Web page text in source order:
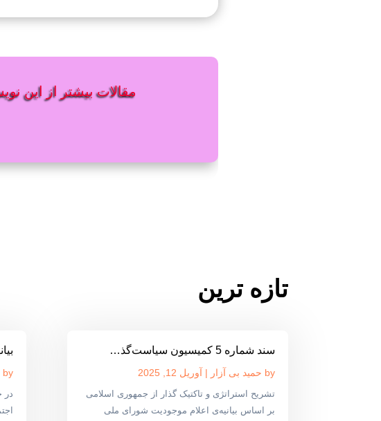
مقالات بیشتر از این
تازه ترین
سند شماره 5 کمیسیون سیاست‌گذ…
by حمید بی آزار | آوریل 12, 2025
تشریح استراتژی و تاکتیک گذار از جمهوری اسلامی
بر اساس بیانیه‌ی اعلام موجودیت شورای ملی
by
در